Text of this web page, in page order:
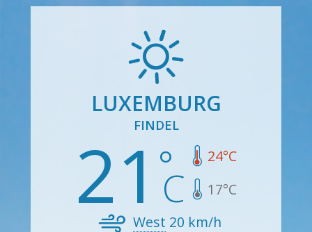
LUXEMBURG
FINDEL
21 24°C
17°C
West 20 km/h